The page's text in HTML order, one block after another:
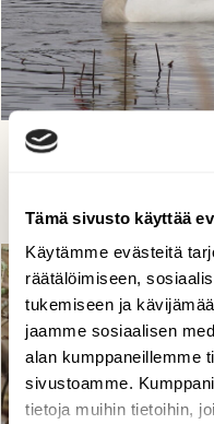
Tämä sivusto käyttää
Käytämme evästeitä
räätälöimiseen,
tukemiseen ja
jaamme sosiaalisen
alan kumppaneillemme
sivustoamme.
tietoja muihin tietoihin,